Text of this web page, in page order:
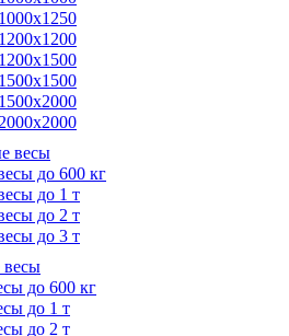
весы
до 600 кг
до 1 т
до 2 т
до 3 т
весы
до 600 кг
до 1 т
до 2 т